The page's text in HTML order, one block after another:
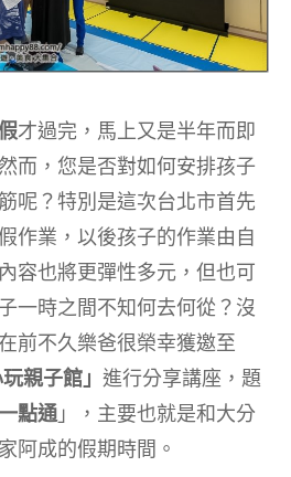
才過完，馬上又是半年而即
而，您是否對如何安排孩子
呢？特別是這次台北市首先
作業，以後孩子的作業由自
容也將更彈性多元，但也可
一時之間不知何去何從？沒
前不久樂爸很榮幸獲邀至
親子館」 進行分享講座，題
點通 」，主要也就是和大分
阿成的假期時間。